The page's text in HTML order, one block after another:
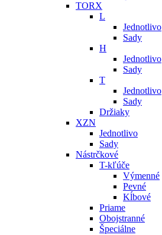
TORX
L
Jednotlivo
Sady
H
Jednotlivo
Sady
T
Jednotlivo
Sady
Držiaky
XZN
Jednotlivo
Sady
Nástrčkové
T-kľúče
Výmenné
Pevné
Kĺbové
Priame
Obojstranné
Špeciálne